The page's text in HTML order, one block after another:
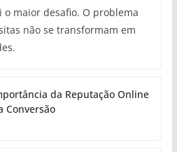
maior desafio. O problema
não se transformam em
da Reputação Online
Conversão